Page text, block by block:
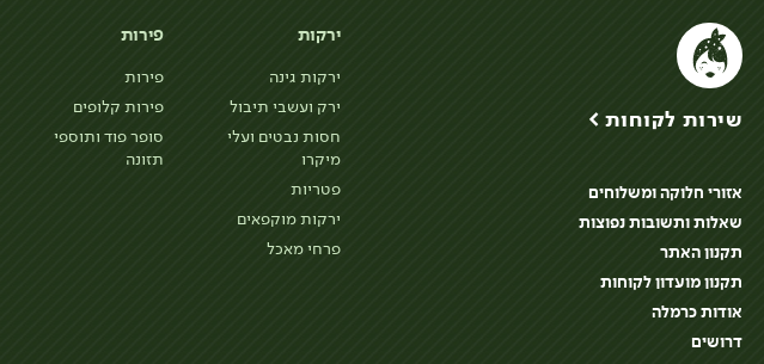
ירקות
ירקות גינה
ירק ועשבי תיבול
חסות נבטים ועלי
מיקרו
פטריות
ירקות מוקפאים
פרחי מאכל
פירות
פירות
פירות קלופים
סופר פוד ותוספי
תזונה
שירות לקוחות >
אזורי חלוקה ומשלוחים
שאלות ותשובות נפוצות
תקנון האתר
תקנון מועדון לקוחות
אודות כרמלה
דרושים